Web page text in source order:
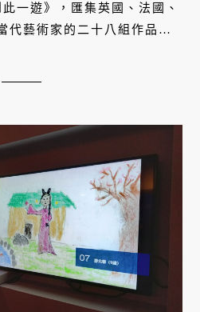
一遊》，匯集英國、法國、
代藝術家的二十八組作品，